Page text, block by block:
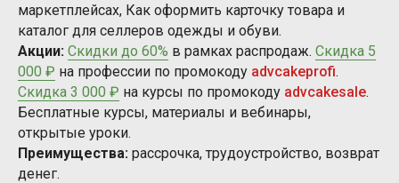
маркетплейсах, Как оформить карточку товара и
каталог для селлеров одежды и обуви.
Акции: Скидки до 60% в рамках распродаж. Скидка 5
000 ₽ на профессии по промокоду advcakeprofi.
Скидка 3 000 ₽ на курсы по промокоду advcakesale.
Бесплатные курсы, материалы и вебинары,
открытые уроки.
Преимущества: рассрочка, трудоустройство, возврат
денег.